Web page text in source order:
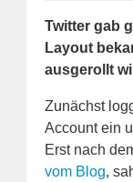
Twitter gab
Layout
ausgerollt
Zunächst
Account ein
Erst nach
vom Blog,